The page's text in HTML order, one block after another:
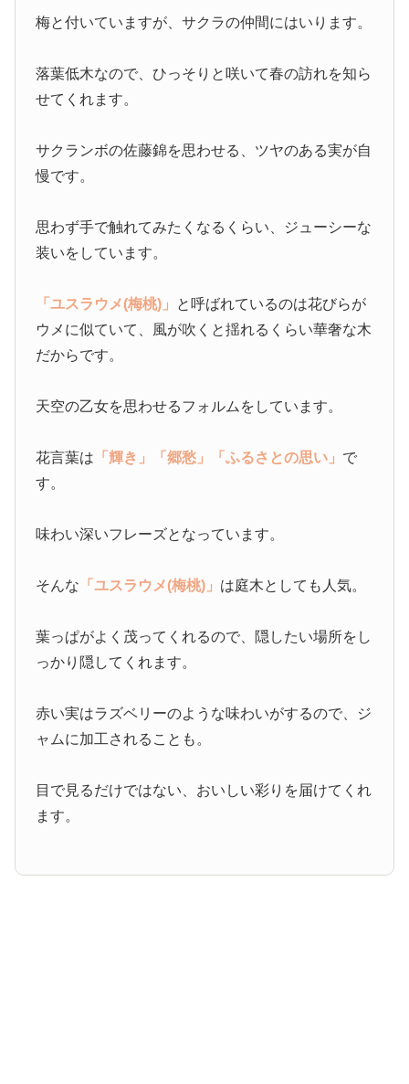
梅と付いていますが、サクラの仲間にはいります。
落葉低木なので、ひっそりと咲いて春の訪れを知ら
せてくれます。
サクランボの佐藤錦を思わせる、ツヤのある実が自
慢です。
思わず手で触れてみたくなるくらい、ジューシーな
装いをしています。
「ユスラウメ(梅桃)」 と呼ばれているのは花びらが
ウメに似ていて、風が吹くと揺れるくらい華奢な木
だからです。
天空の乙女を思わせるフォルムをしています。
花言葉は 「輝き」 「郷愁」 「ふるさとの思い」 で
す。
味わい深いフレーズとなっています。
そんな 「ユスラウメ(梅桃)」 は庭木としても人気。
葉っぱがよく茂ってくれるので、隠したい場所をし
っかり隠してくれます。
赤い実はラズベリーのような味わいがするので、ジ
ャムに加工されることも。
目で見るだけではない、おいしい彩りを届けてくれ
ます。